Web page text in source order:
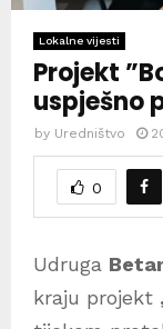
Lokalne vijesti
Projekt
uspješno
by Uredništvo
0
Udruga
kraju projekt